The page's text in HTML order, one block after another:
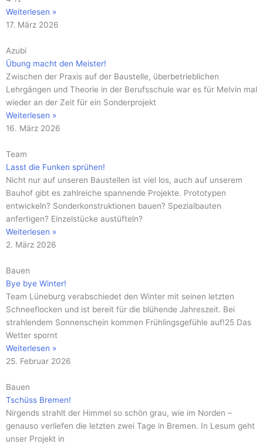
Weiterlesen »
17. März 2026
Azubi
Übung macht den Meister!
Zwischen der Praxis auf der Baustelle, überbetrieblichen
Lehrgängen und Theorie in der Berufsschule war es für Melvin mal
wieder an der Zeit für ein Sonderprojekt
Weiterlesen »
16. März 2026
Team
Lasst die Funken sprühen!
Nicht nur auf unseren Baustellen ist viel los, auch auf unserem
Bauhof gibt es zahlreiche spannende Projekte. Prototypen
entwickeln? Sonderkonstruktionen bauen? Spezialbauten
anfertigen? Einzelstücke austüfteln?
Weiterlesen »
2. März 2026
Bauen
Bye bye Winter!
Team Lüneburg verabschiedet den Winter mit seinen letzten
Schneeflocken und ist bereit für die blühende Jahreszeit. Bei
strahlendem Sonnenschein kommen Frühlingsgefühle auf!25 Das
Wetter spornt
Weiterlesen »
25. Februar 2026
Bauen
Tschüss Bremen!
Nirgends strahlt der Himmel so schön grau, wie im Norden –
genauso verliefen die letzten zwei Tage in Bremen. In Lesum geht
unser Projekt in